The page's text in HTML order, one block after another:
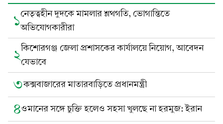
১নেতৃত্বহীন দুদকে মামলার শ্লথগতি, ভোগান্তিতে
অভিযোগকারীরা
২কিশোরগঞ্জ জেলা প্রশাসকের কার্যালয়ে নিয়োগ, আবেদন
যেভাবে
৩কক্সবাজারের মাতারবাড়িতে প্রধানমন্ত্রী
৪ওমানের সঙ্গে চুক্তি হলেও সহসা খুলছে না হরমুজ: ইরান